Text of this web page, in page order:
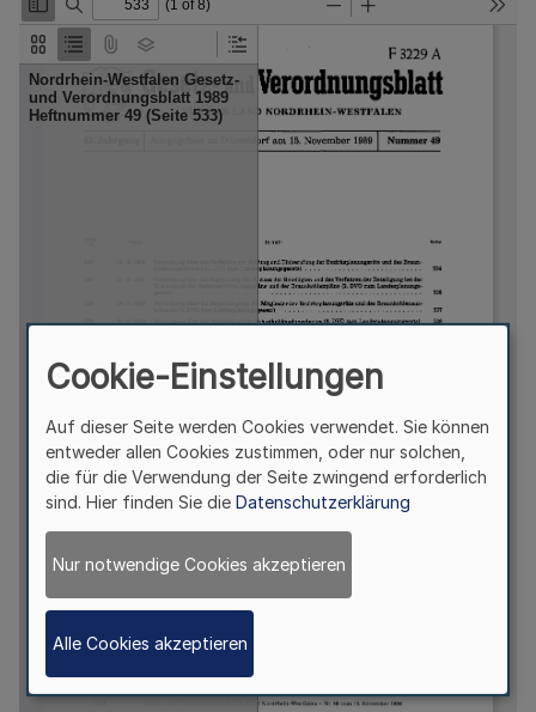
Cookie-Einstellungen
Auf dieser Seite werden Cookies verwendet. Sie können
entweder allen Cookies zustimmen, oder nur solchen,
die für die Verwendung der Seite zwingend erforderlich
sind. Hier finden Sie die Datenschutzerklärung
Nur notwendige Cookies akzeptieren
Alle Cookies akzeptieren